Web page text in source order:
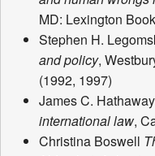
MD: Lexington
Stephen H.
and policy,
(1992, 1997)
James C. Hathaway
international law,
Christina Boswell